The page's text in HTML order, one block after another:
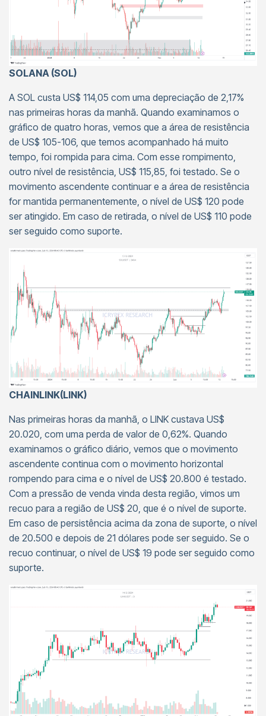
SOLANA (SOL)
A SOL custa US$ 114,05 com uma depreciação de 2,17%
nas primeiras horas da manhã. Quando examinamos o
gráfico de quatro horas, vemos que a área de resistência
de US$ 105-106, que temos acompanhado há muito
tempo, foi rompida para cima. Com esse rompimento,
outro nível de resistência, US$ 115,85, foi testado. Se o
movimento ascendente continuar e a área de resistência
for mantida permanentemente, o nível de US$ 120 pode
ser atingido. Em caso de retirada, o nível de US$ 110 pode
ser seguido como suporte.
CHAINLINK(LINK)
Nas primeiras horas da manhã, o LINK custava US$
20.020, com uma perda de valor de 0,62%. Quando
examinamos o gráfico diário, vemos que o movimento
ascendente continua com o movimento horizontal
rompendo para cima e o nível de US$ 20.800 é testado.
Com a pressão de venda vinda desta região, vimos um
recuo para a região de US$ 20, que é o nível de suporte.
Em caso de persistência acima da zona de suporte, o nível
de 20.500 e depois de 21 dólares pode ser seguido. Se o
recuo continuar, o nível de US$ 19 pode ser seguido como
suporte.